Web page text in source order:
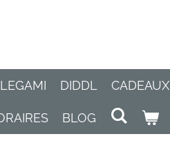
LEGAMI DIDDL CADEAUX
BLOG